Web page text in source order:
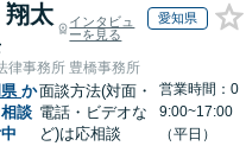
翔太
インタビュ
ーを見る
愛知県
律事務所 豊橋事務所
か
談
面談方法(対面・
電話・ビデオな
ど)は応相談
営業時間：0
9:00~17:00
（平日）